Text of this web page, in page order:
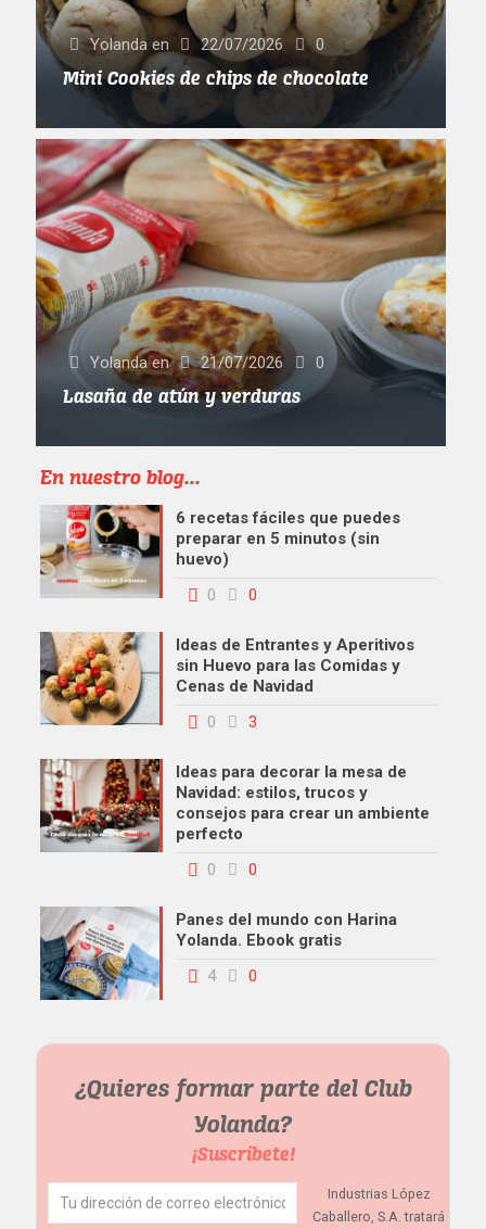
Yolanda en 22/07/2026 0
Mini Cookies de chips de chocolate
Yolanda en 21/07/2026 0
Lasaña de atún y verduras
En nuestro blog...
6 recetas fáciles que puedes
preparar en 5 minutos (sin
huevo)
0
0
Ideas de Entrantes y Aperitivos
sin Huevo para las Comidas y
Cenas de Navidad
3
0
Ideas para decorar la mesa de
Navidad: estilos, trucos y
consejos para crear un ambiente
perfecto
0
0
Panes del mundo con Harina
Yolanda. Ebook gratis
0
4
¿Quieres formar parte del Club
Yolanda?
¡Suscríbete!
Industrias López
Caballero, S.A. tratará